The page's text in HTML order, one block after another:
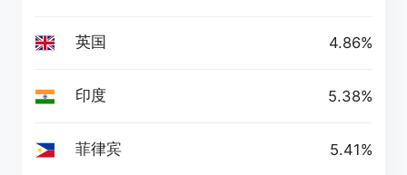
英国 4.86%
印度 5.38%
菲律宾 5.41%